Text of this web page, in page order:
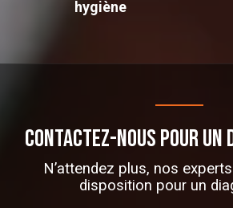
hygiène
CONTACTEZ-NOUS POUR UN
N’attendez plus, nos
disposition pour un